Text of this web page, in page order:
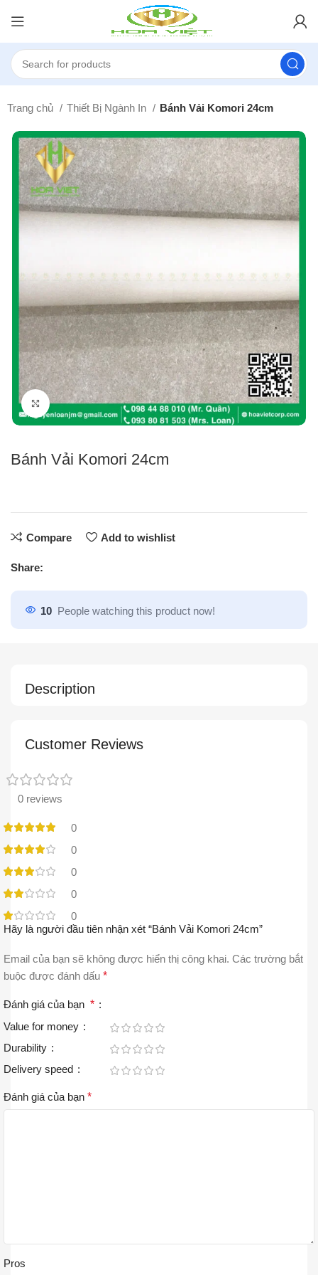
Trang chủ Thiết Bị Ngành In Bánh Vải Komori 24cm
Click to enlarge
Bánh Vải Komori 24cm
Compare Add to wishlist
Share:
10 People watching this product now!
Description
Customer Reviews
0 reviews
0
0
0
0
0
Hãy là người đầu tiên nhận xét “Bánh Vải Komori 24cm”
Email của bạn sẽ không được hiển thị công khai. Các trường bắt
buộc được đánh dấu *
Đánh giá của bạn *
Value for money
Durability
Delivery speed
Đánh giá của bạn *
Pros